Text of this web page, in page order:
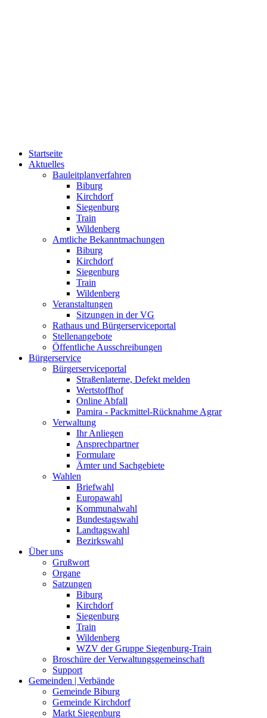
Startseite
Aktuelles
Bauleitplanverfahren
Biburg
Kirchdorf
Siegenburg
Train
Wildenberg
Amtliche Bekanntmachungen
Biburg
Kirchdorf
Siegenburg
Train
Wildenberg
Veranstaltungen
Sitzungen in der VG
Rathaus und Bürgerserviceportal
Stellenangebote
Öffentliche Ausschreibungen
Bürgerservice
Bürgerserviceportal
Straßenlaterne, Defekt melden
Wertstoffhof
Online Abfall
Pamira - Packmittel-Rücknahme Agrar
Verwaltung
Ihr Anliegen
Ansprechpartner
Formulare
Ämter und Sachgebiete
Wahlen
Briefwahl
Europawahl
Kommunalwahl
Bundestagswahl
Landtagswahl
Bezirkswahl
Über uns
Grußwort
Organe
Satzungen
Biburg
Kirchdorf
Siegenburg
Train
Wildenberg
WZV der Gruppe Siegenburg-Train
Broschüre der Verwaltungsgemeinschaft
Support
Gemeinden | Verbände
Gemeinde Biburg
Gemeinde Kirchdorf
Markt Siegenburg